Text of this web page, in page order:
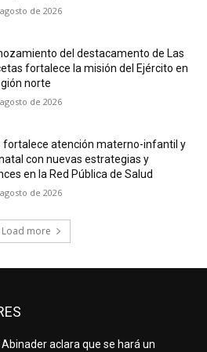
de 2026
del destacamento de Las
fortalece la misión del Ejército en
norte
de 2026
fortalece atención materno-infantil y
con nuevas estrategias y
en la Red Pública de Salud
de 2026
Load more
Abinader aclara que se hará un